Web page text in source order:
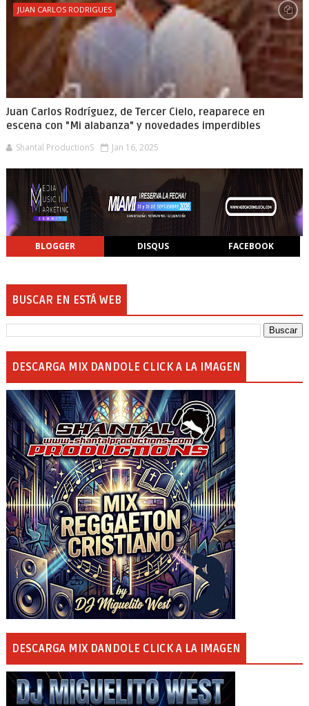
JUAN CARLOS RODRIGUES
Juan Carlos Rodríguez, de Tercer Cielo, reaparece en
escena con "Mi alabanza" y novedades imperdibles
Shantal ProductionS Jan 16, 2025
BLOGGER DISQUS FACEBOOK
BUSCAR EN ESTÁ WEB
DESCARGA MIX DANDOLE CLICK A LA IMAGEN
DESCARGA MIX DANDOLE CLICK A LA IMAGEN